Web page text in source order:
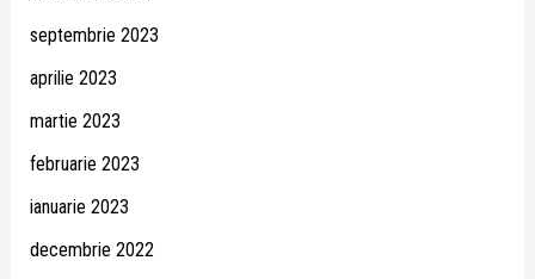
septembrie 2023
aprilie 2023
martie 2023
februarie 2023
ianuarie 2023
decembrie 2022